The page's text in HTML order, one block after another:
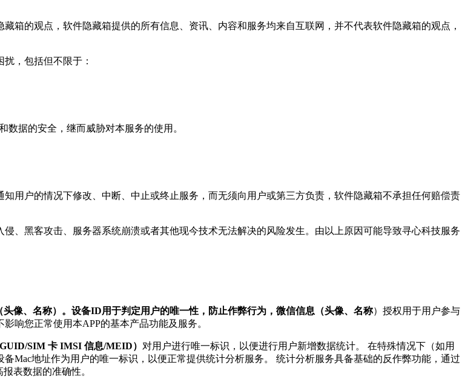
箱的观点，软件隐藏箱提供的所有信息、资讯、内容和服务均来自互联网，并不代表软件隐藏箱的观点，
，包括但不限于：
数据的安全，继而威胁对本服务的使用。
用户的情况下修改、中断、中止或终止服务，而无须向用户或第三方负责，软件隐藏箱不承担任何赔偿责
、黑客攻击、服务器系统崩溃或者其他现今技术无法解决的风险发生。由以上原因可能导致寻心科技服务
像、名称）。设备ID用于判定用户的唯一性，防止作弊行为，微信信息（头像、名称）授权用于用户参与
响您正常使用本APP的基本产品功能及服务。
SIM 卡 IMSI 信息/MEID） 对用户进行唯一标识，以便进行用户新增数据统计。 在特殊情况下（如用
Mac地址作为用户的唯一标识，以便正常提供统计分析服务。 统计分析服务具备基础的反作弊功能，通过
表数据的准确性。